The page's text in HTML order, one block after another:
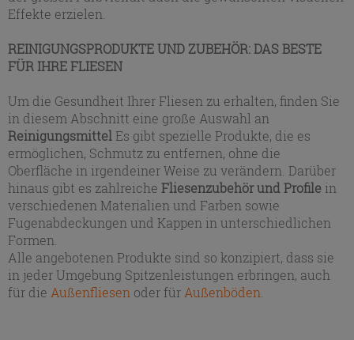
Effekte erzielen.
REINIGUNGSPRODUKTE UND ZUBEHÖR: DAS BESTE
FÜR IHRE FLIESEN
Um die Gesundheit Ihrer Fliesen zu erhalten, finden Sie
in diesem Abschnitt eine große Auswahl an
Reinigungsmittel Es gibt spezielle Produkte, die es
ermöglichen, Schmutz zu entfernen, ohne die
Oberfläche in irgendeiner Weise zu verändern. Darüber
hinaus gibt es zahlreiche Fliesenzubehör und Profile in
verschiedenen Materialien und Farben sowie
Fugenabdeckungen und Kappen in unterschiedlichen
Formen.
Alle angebotenen Produkte sind so konzipiert, dass sie
in jeder Umgebung Spitzenleistungen erbringen, auch
für die Außenfliesen oder für Außenböden